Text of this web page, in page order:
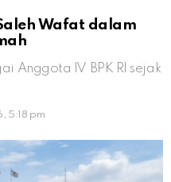
Wafat dalam
Anggota IV BPK RI sejak
5:18 pm